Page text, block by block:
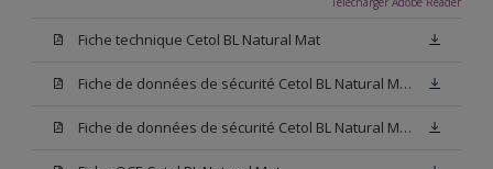
Fiche technique Cetol BL Natural Mat
Fiche de données de sécurité Cetol BL Natural Mat Hêtre
Fiche de données de sécurité Cetol BL Natural Mat Chêne Clair